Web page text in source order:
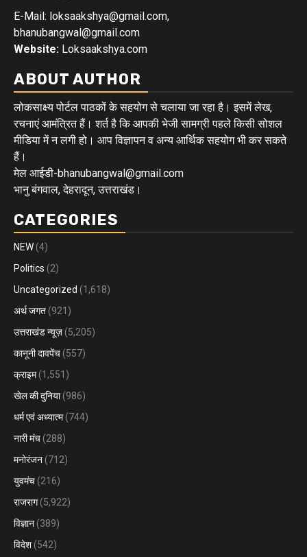
E-Mail: loksaakshya@gmail.com,
bhanubangwal@gmail.com
Website: Loksaakshya.com
ABOUT AUTHOR
लोकसाक्ष्य पोर्टल पाठकों के सहयोग से चलाया जा रहा है। इसमें लेख,
रचनाएं आमंत्रित हैं। शर्त है कि आपकी भेजी सामग्री पहले किसी सोशल
मीडिया में न लगी हो। आप विज्ञापन व अन्य आर्थिक सहयोग भी कर सकते
हैं।
मेल आईडी-bhanubangwal@gmail.com
भानु बंगवाल, देहरादून, उत्तराखंड।
CATEGORIES
NEW (4)
Politics (2)
Uncategorized (1,618)
अर्थ जगत (921)
उत्तराखंड न्यूज़ (5,205)
कानूनी दावपेंच (557)
क्राइम(1,551)
खेल की दुनिया(986)
धर्म एवं अध्यात्म(744)
नारी मंच (288)
मनोरंजन (712)
युवमंच (216)
राजराग(5,922)
विज्ञान (389)
विदेश (542)